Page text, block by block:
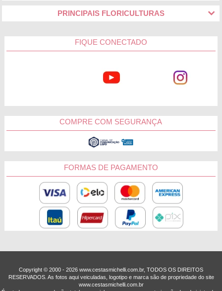
PRINCIPAIS FLORICULTURAS
FIQUE CONECTADO
COMPRE COM SEGURANÇA
FORMAS DE PAGAMENTO
Copyright © 2000 - ­2026 www.cestasmichelli.com.br, TODOS OS DIREITOS
RESERVADOS. As fotos aqui veiculadas, logotipo e marca são de propriedade do site
www.cestasmichelli.com.br